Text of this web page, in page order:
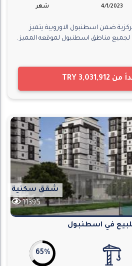
4/1/2023
شهر
ضمن اسطنبول الاوروبية يتميز
مناطق اسطنبول لموقعه المميز .
من TRY 3,031,912
شقق سكنية
11395
في اسطنبول
65%